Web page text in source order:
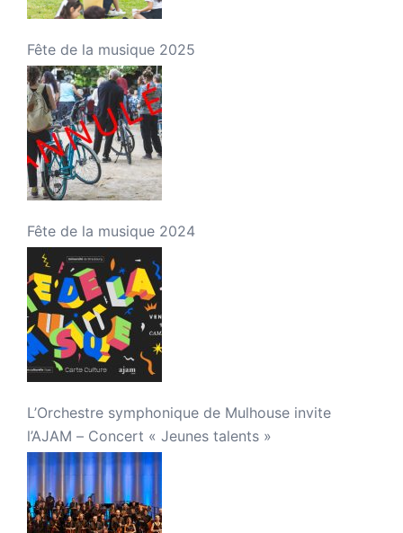
Fête de la musique 2025
Fête de la musique 2024
L’Orchestre symphonique de Mulhouse invite
l’AJAM – Concert « Jeunes talents »